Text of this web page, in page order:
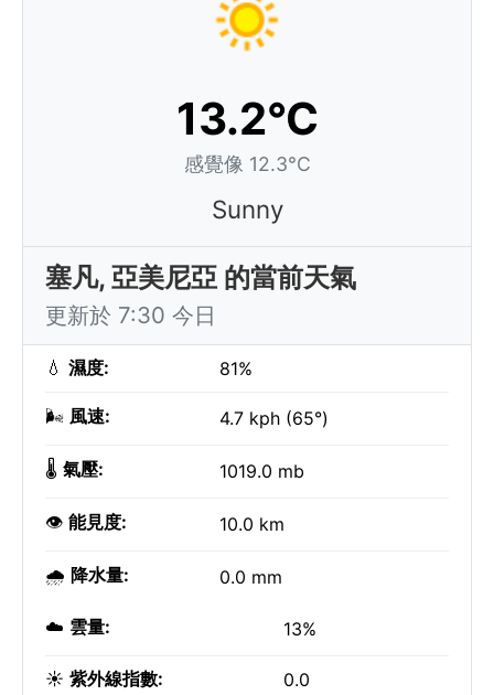
13.2°C
感覺像 12.3°C
Sunny
塞凡, 亞美尼亞 的當前天氣
更新於 7:30 今日
💧 濕度: 81%
🌬️ 風速: 4.7 kph (65°)
🌡️ 氣壓: 1019.0 mb
👁️ 能見度: 10.0 km
🌧️ 降水量: 0.0 mm
☁️ 雲量: 13%
☀️ 紫外線指數: 0.0